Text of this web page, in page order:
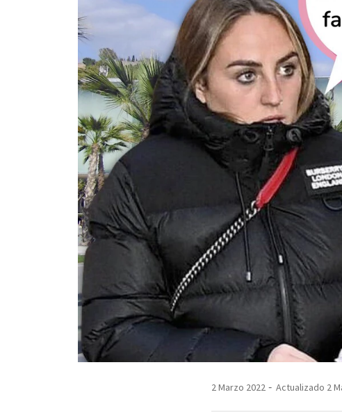
2 Marzo 2022 Actualizado 2